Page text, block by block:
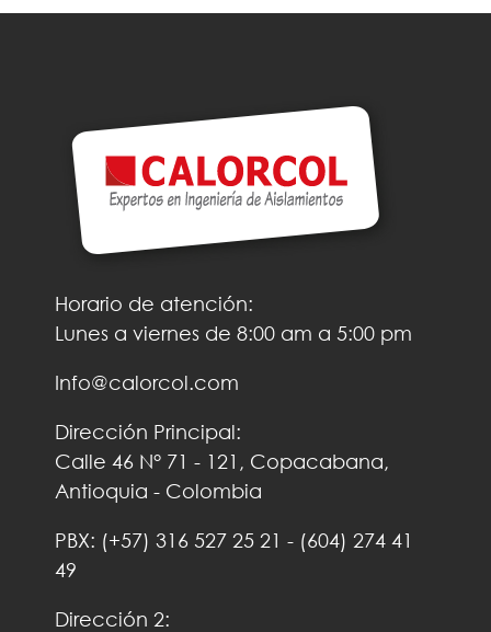
Horario de atención:
Lunes a viernes de 8:00 am a 5:00 pm
Info@calorcol.com
Dirección Principal:
Calle 46 N° 71 - 121, Copacabana,
Antioquia - Colombia
PBX: (+57) 316 527 25 21 - (604) 274 41
49
Dirección 2: